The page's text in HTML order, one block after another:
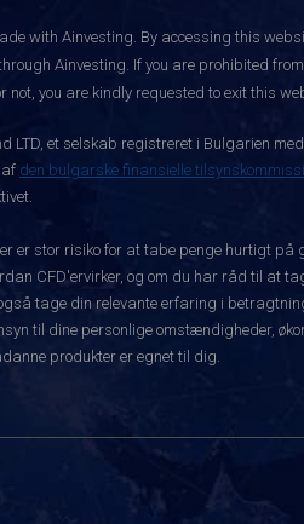
with Ainvesting. By accessing this
Ainvesting. If you are prohibited
you are kindly requested to exit this
LTD, et selskab registreret i Bulgarien
af den bulgarske finansielle
er stor risiko for at tabe penge hurtigt
CFD'ervirker, og om du har råd til at
tage din relevante erfaring i
til dine personlige omstændigheder,
produkter er egnet til dig.